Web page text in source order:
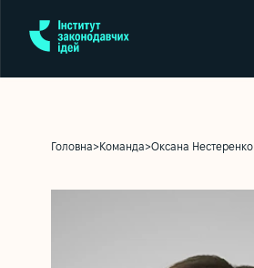
Головна>Команда>Оксана Нестеренко